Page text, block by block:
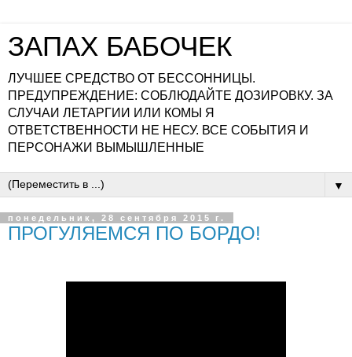
ЗАПАХ БАБОЧЕК
ЛУЧШЕЕ СРЕДСТВО ОТ БЕССОННИЦЫ.
ПРЕДУПРЕЖДЕНИЕ: СОБЛЮДАЙТЕ ДОЗИРОВКУ. ЗА
СЛУЧАИ ЛЕТАРГИИ ИЛИ КОМЫ Я
ОТВЕТСТВЕННОСТИ НЕ НЕСУ. ВСЕ СОБЫТИЯ И
ПЕРСОНАЖИ ВЫМЫШЛЕННЫЕ
▼
понедельник, 28 сентября 2015 г.
ПРОГУЛЯЕМСЯ ПО БОРДО!